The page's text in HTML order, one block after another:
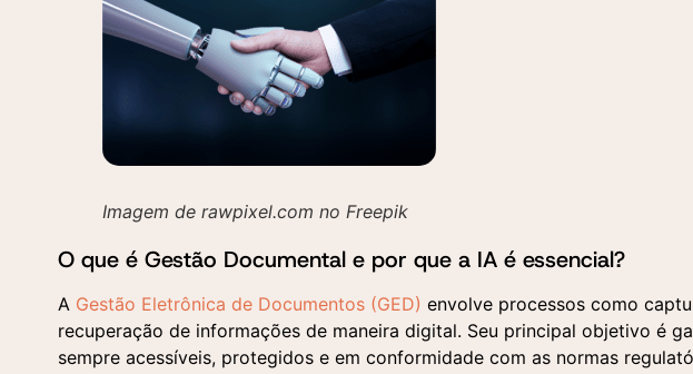
Imagem de rawpixel.com no Freepik
O que é Gestão Documental e por que a IA é essencial?
A Gestão Eletrônica de Documentos (GED) envolve processos como
recuperação de informações de maneira digital. Seu principal objetivo é
sempre acessíveis, protegidos e em conformidade com as normas